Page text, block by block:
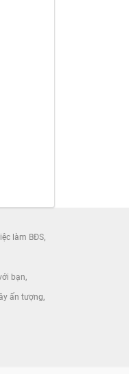
làm BĐS
bạn
ấn tượng